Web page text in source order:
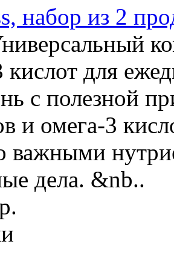
набор из 2
кислот для
с полезной
и омега-3
важными
дела. &nb..